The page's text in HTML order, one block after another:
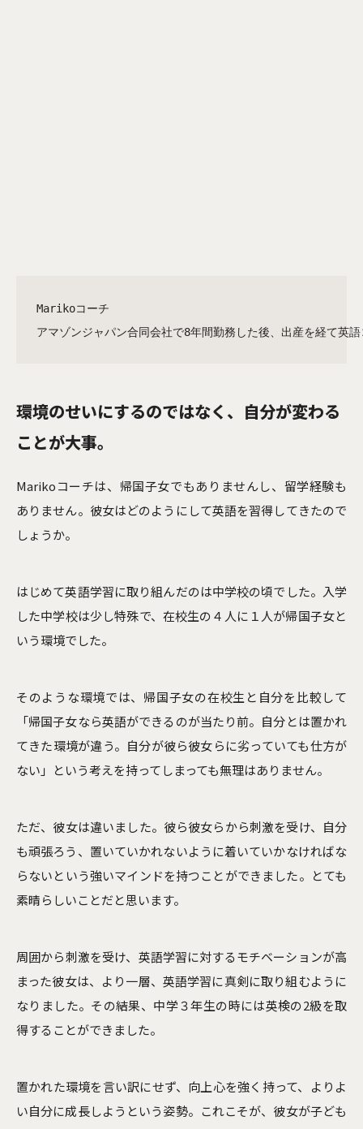
Marikoコーチ
アマゾンジャパン合同会社で8年間勤務した後、出産を経て英
環境のせいにするのではなく、自分が変わる
ことが大事。
Marikoコーチは、帰国子女でもありませんし、留学経験も
ありません。彼女はどのようにして英語を習得してきたので
しょうか。
はじめて英語学習に取り組んだのは中学校の頃でした。入学
した中学校は少し特殊で、在校生の４人に１人が帰国子女と
いう環境でした。
そのような環境では、帰国子女の在校生と自分を比較して
「帰国子女なら英語ができるのが当たり前。自分とは置かれ
てきた環境が違う。自分が彼ら彼女らに劣っていても仕方が
ない」という考えを持ってしまっても無理はありません。
ただ、彼女は違いました。彼ら彼女らから刺激を受け、自分
も頑張ろう、置いていかれないように着いていかなければな
らないという強いマインドを持つことができました。とても
素晴らしいことだと思います。
周囲から刺激を受け、英語学習に対するモチベーションが高
まった彼女は、より一層、英語学習に真剣に取り組むように
なりました。その結果、中学３年生の時には英検の2級を取
得することができました。
置かれた環境を言い訳にせず、向上心を強く持って、よりよ
い自分に成長しようという姿勢。これこそが、彼女が子ども